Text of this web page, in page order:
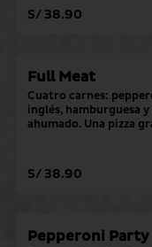
S/ 38.90
Full Meat
Cuatro carnes:
inglés, hamburguesa y
ahumado. Una pizza
S/ 38.90
Pepperoni Party